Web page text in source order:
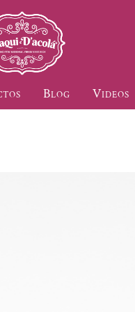
Blog Videos